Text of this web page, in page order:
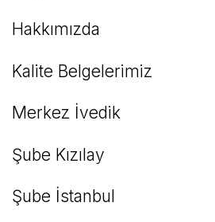
Hakkımızda
Kalite Belgelerimiz
Merkez İvedik
Şube Kızılay
Şube İstanbul